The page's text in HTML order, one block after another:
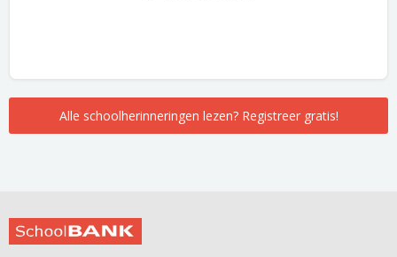
Alle schoolherinneringen lezen? Registreer gratis!